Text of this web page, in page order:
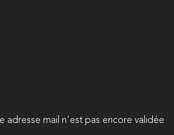
adresse mail n'est pas encore validée